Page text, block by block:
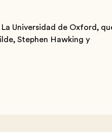
Universidad de Oxford,
Stephen Hawking y